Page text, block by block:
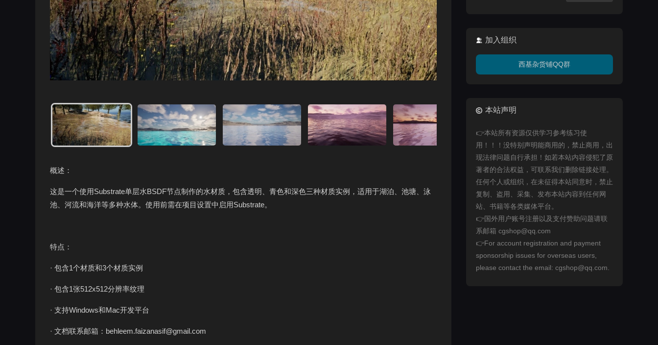
概述：
这是一个使用Substrate单层水BSDF节点制作的水材质，包含透明、青色和深色三种材质实例，适用于湖泊、池塘、泳
池、河流和海洋等多种水体。使用前需在项目设置中启用Substrate。
特点：
· 包含1个材质和3个材质实例
· 包含1张512x512分辨率纹理
· 支持Windows和Mac开发平台
· 文档联系邮箱：behleem.faizanasif@gmail.com
加入组织
西基杂货铺QQ群
本站声明
👉本站所有资源仅供学习参考练习使
用！！！没特别声明能商用的，禁止商用，出
现法律问题自行承担！如若本站内容侵犯了原
著者的合法权益，可联系我们删除链接处理。
任何个人或组织，在未征得本站同意时，禁止
复制、盗用、采集、发布本站内容到任何网
站、书籍等各类媒体平台。
👉国外用户账号注册以及支付赞助问题请联
系邮箱 cgshop@qq.com
👉For account registration and payment
sponsorship issues for overseas users,
please contact the email: cgshop@qq.com.